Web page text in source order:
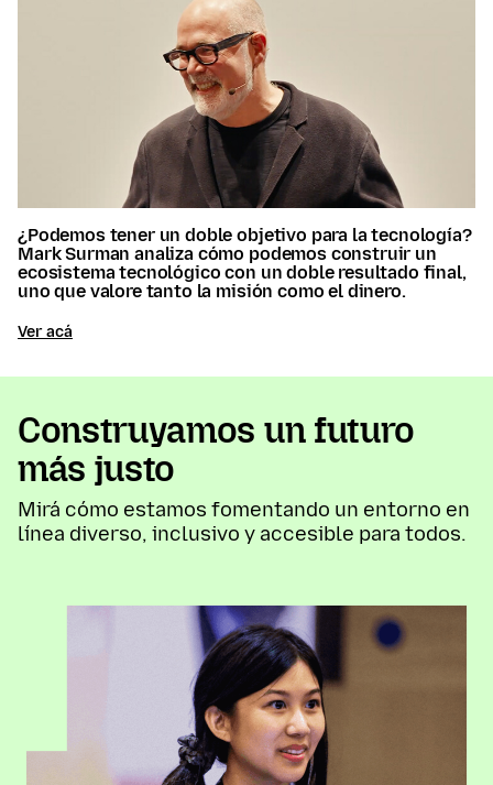
¿Podemos tener un doble objetivo para la tecnología?
Mark Surman analiza cómo podemos construir un
ecosistema tecnológico con un doble resultado final,
uno que valore tanto la misión como el dinero.
Ver acá
Construyamos un futuro
más justo
Mirá cómo estamos fomentando un entorno en
línea diverso, inclusivo y accesible para todos.